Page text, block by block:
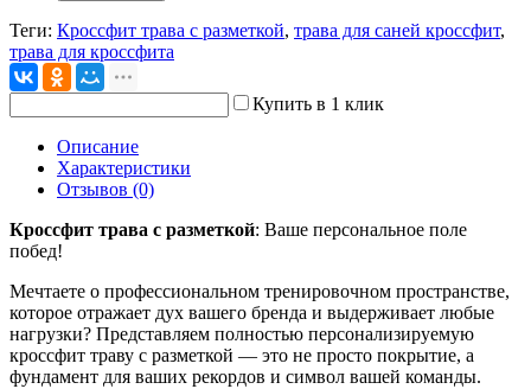
Теги: Кроссфит трава с разметкой, трава для саней кроссфит,
трава для кроссфита
Купить в 1 клик
Описание
Характеристики
Отзывов (0)
Кроссфит трава с разметкой: Ваше персональное поле
побед!
Мечтаете о профессиональном тренировочном пространстве,
которое отражает дух вашего бренда и выдерживает любые
нагрузки? Представляем полностью персонализируемую
кроссфит траву с разметкой — это не просто покрытие, а
фундамент для ваших рекордов и символ вашей команды.